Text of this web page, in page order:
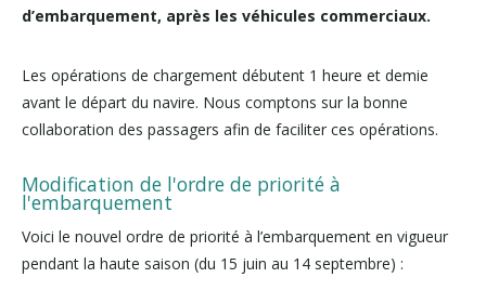
d’embarquement, après les véhicules commerciaux.
Les opérations de chargement débutent 1 heure et demie
avant le départ du navire. Nous comptons sur la bonne
collaboration des passagers afin de faciliter ces opérations.
Modification de l'ordre de priorité à
l'embarquement
Voici le nouvel ordre de priorité à l’embarquement en vigueur
pendant la haute saison (du 15 juin au 14 septembre) :